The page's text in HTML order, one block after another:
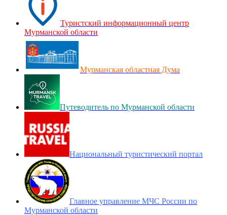
Туристский информационный центр
Мурманской области
Мурманская областная Дума
Путеводитель по Мурманской области
Национальный туристический портал
Главное управление МЧС России по
Мурманской области